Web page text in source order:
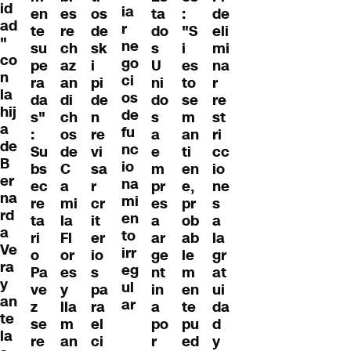
id
ad
"
co
n
la
hij
a
de
B
er
na
rd
a
Ve
ra
y
an
te
la
en
te
su
pe
ra
da
s"
:
Su
bs
ec
re
ta
ri
o
Pa
ve
z
se
re
es
re
ch
az
an
di
ch
os
de
C
a
mi
la
Fl
or
es
y
lla
m
an
os
de
sk
i
pi
de
n
re
vi
sa
r
cr
it
er
io
s
pa
ra
el
ci
ia
r
ne
go
ci
os
de
fu
nc
io
na
mi
en
to
irr
eg
ul
ar
ta
do
s
U
ni
do
s
a
e
m
pr
es
a
ar
ge
nt
in
a
po
r
:
"S
i
es
to
se
m
an
ti
en
e,
pr
ob
ab
le
m
en
te
pu
ed
de
eli
mi
na
r
re
st
ri
cc
io
ne
s
a
la
gr
at
ui
da
d
y